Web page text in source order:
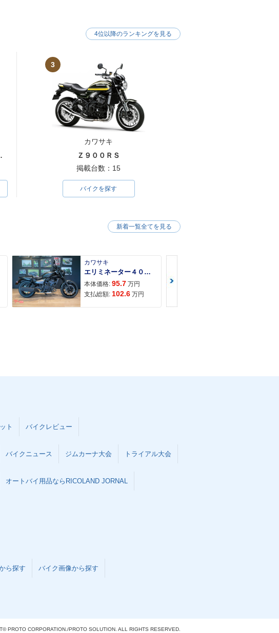
ＰＥＣ３
3
カワサキ
Ｚ９００ＲＳ
掲載台数：15
バイクを探す
4位以降のランキングを見る
カワサキ
エリミネーター４００ＳＥ
本体価格: 95.7 万円
支払総額: 102.6 万円
新着一覧全てを見る
ト バイクレビュー
バイクニュース ジムカーナ大会 トライアル大会
オートバイ用品ならRICOLAND JORNAL
ら探す バイク画像から探す
PROTO CORPORATION./PROTO SOLUTION. ALL RIGHTS RESERVED.